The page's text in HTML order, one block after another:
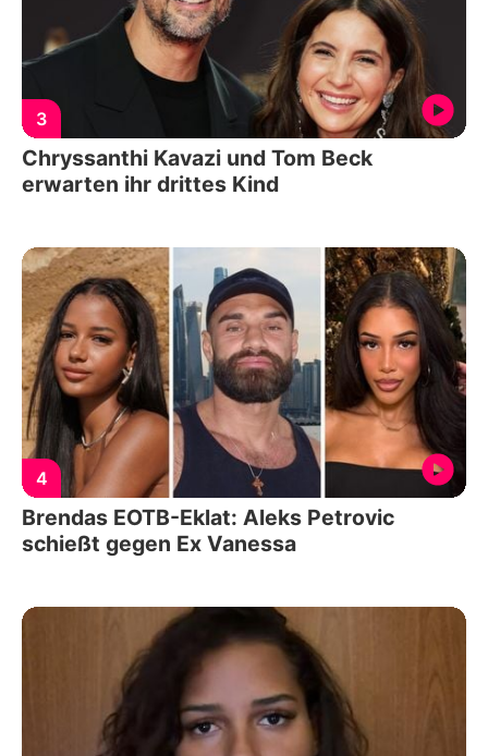
3
Chryssanthi Kavazi und Tom Beck
erwarten ihr drittes Kind
4
Brendas EOTB-Eklat: Aleks Petrovic
schießt gegen Ex Vanessa